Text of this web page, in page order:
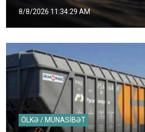
8/8/2026 11:34:29 AM
ÖLKƏ / MÜNASİBƏT